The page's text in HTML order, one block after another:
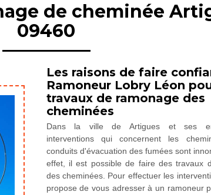
de cheminée
09460
Les raisons de faire
Ramoneur Lobry Léon
travaux de ramonage des
cheminées
Dans la ville de Artigues et ses
interventions qui concernent les
conduits d'évacuation des fumées sont
effet, il est possible de faire des travaux
des cheminées. Pour effectuer les
propose de vous adresser à un ramoneur